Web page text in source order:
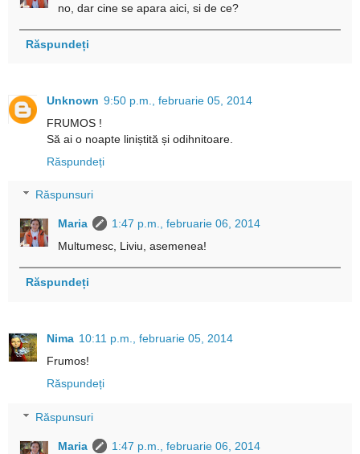
no, dar cine se apara aici, si de ce?
Răspundeți
Unknown 9:50 p.m., februarie 05, 2014
FRUMOS !
Să ai o noapte liniștită și odihnitoare.
Răspundeți
Răspunsuri
Maria
1:47 p.m., februarie 06, 2014
Multumesc, Liviu, asemenea!
Răspundeți
Nima 10:11 p.m., februarie 05, 2014
Frumos!
Răspundeți
Răspunsuri
Maria
1:47 p.m., februarie 06, 2014